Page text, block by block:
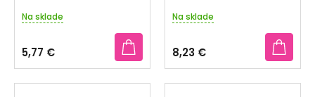
Na sklade
5,77 €
Na sklade
8,23 €